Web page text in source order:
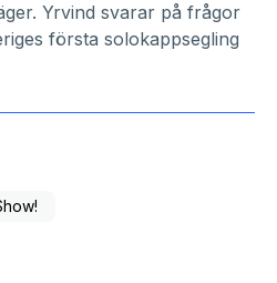
Yrvind svarar på frågor
första solokappsegling